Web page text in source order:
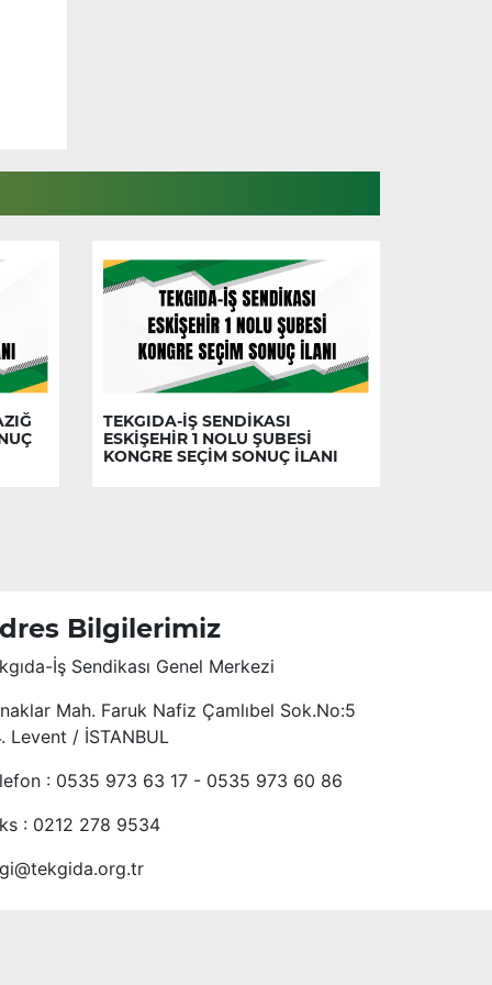
TEKGIDA-İŞ SENDİKASI
ESKİŞEHİR 1 NOLU ŞUBESİ
KONGRE SEÇİM SONUÇ İLANI
Bilgilerimiz
İş Sendikası Genel Merkezi
Mah. Faruk Nafiz Çamlıbel Sok.No:5
Levent / İSTANBUL
: 0535 973 63 17 - 0535 973 60 86
: 0212 278 9534